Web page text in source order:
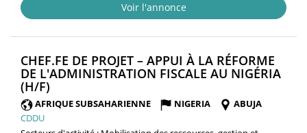
Voir l'annonce
CHEF.FE DE PROJET – APPUI À LA RÉFORME
DE L'ADMINISTRATION FISCALE AU NIGÉRIA
(H/F)
FENÊTRE)
AFRIQUE SUBSAHARIENNE NIGERIA
ABUJA
CDDU